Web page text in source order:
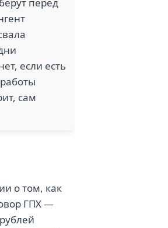
если есть
сам
о том, как
ГПХ —
рублей